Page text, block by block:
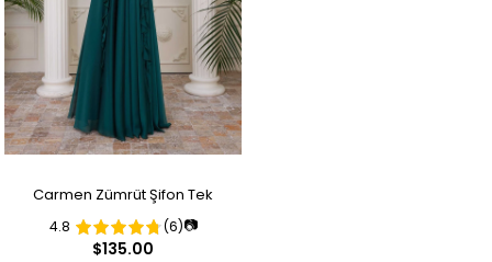
Carmen Zümrüt Şifon Tek
Omuzlu Uzun Abiye Elbise
4.8 (6)📷
$135.00